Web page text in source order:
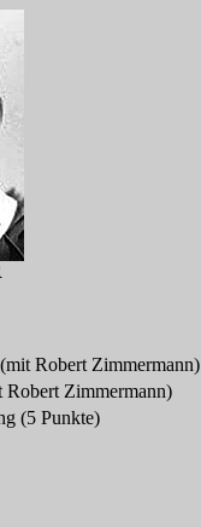
Robert Zimmermann)
Robert Zimmermann)
(5 Punkte)